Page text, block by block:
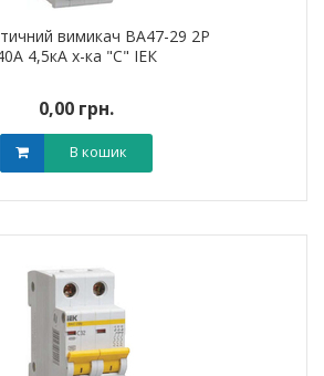
вимикач ВА47-29 2Р
4,5кА х-ка "С" ІЕК
0,00 грн.
В кошик